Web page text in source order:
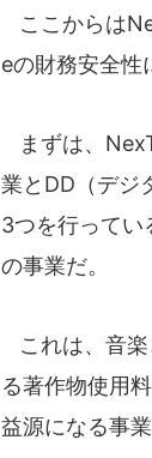
ここからは
eの財務安全性
まずは、
業とDD（デジ
3つを行ってい
の事業だ。
これは、音楽
る著作物使用
益源になる事業